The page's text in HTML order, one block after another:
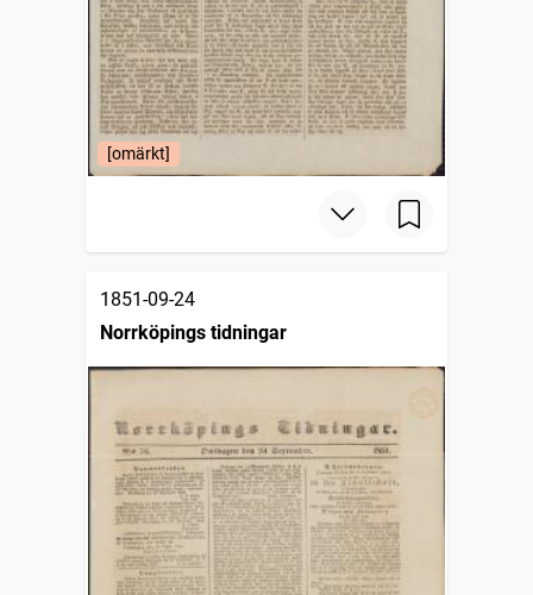
[omärkt]
1851-09-24
Norrköpings tidningar